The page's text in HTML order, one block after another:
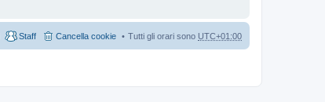
Tutti gli orari sono UTC+01:00
Cancella cookie
Staff